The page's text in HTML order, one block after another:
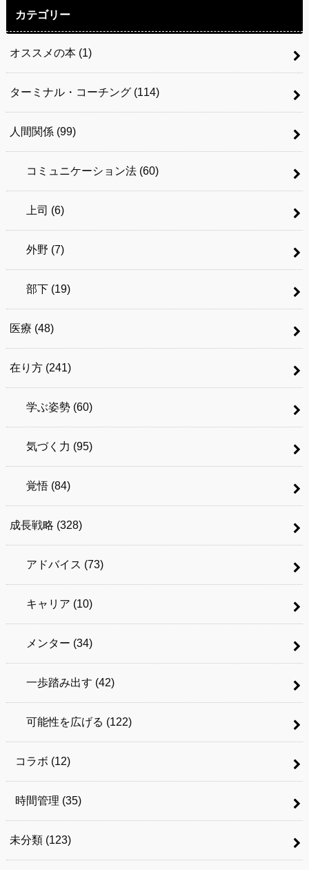
カテゴリー
オススメの本 (1)
ターミナル・コーチング (114)
人間関係 (99)
コミュニケーション法 (60)
上司 (6)
外野 (7)
部下 (19)
医療 (48)
在り方 (241)
学ぶ姿勢 (60)
気づく力 (95)
覚悟 (84)
成長戦略 (328)
アドバイス (73)
キャリア (10)
メンター (34)
一歩踏み出す (42)
可能性を広げる (122)
コラボ (12)
時間管理 (35)
未分類 (123)